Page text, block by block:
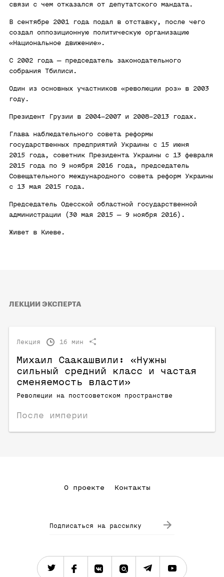
связи с чем отказался от депутатского мандата.
В сентябре 2001 года подал в отставку, после чего
создал оппозиционную политическую организацию
«Национальное движение».
С 2002 года — председатель законодательного
собрания Тбилиси.
Один из основных участников «революции роз» в 2003
году.
Президент Грузии в 2004–2007 и 2008–2013 годах.
Глава наблюдательного совета реформы
государственных предприятий Украины с 15 июня
2015 года, советник Президента Украины с 13 февраля
2015 года по 9 ноября 2016 года, председатель
Совещательного международного совета реформ Украины
с 13 мая 2015 года.
Председатель Одесской областной государственной
администрации (30 мая 2015 — 9 ноября 2016).
Живет в Киеве.
ЛЕКЦИИ ЭКСПЕРТА
Лекция 16 мин
Михаил Саакашвили: «Нужны
сильный средний класс и частая
сменяемость власти»
Революции на постсоветском пространстве
После империи
О проекте Контакты
Подписаться на рассылку